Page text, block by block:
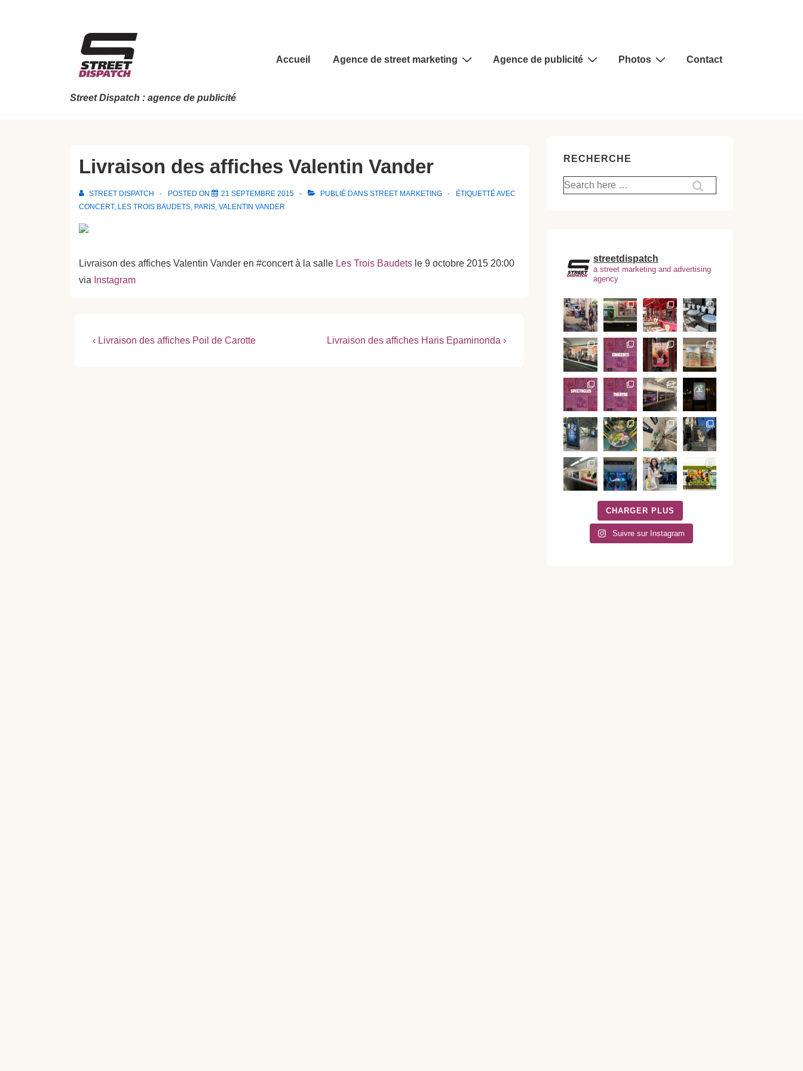
Street Dispatch : agence de publicité
Main
Accueil Agence de street marketing Agence de publicité Photos Contact
Livraison des affiches Valentin Vander
STREET DISPATCH POSTED ON 21 SEPTEMBRE 2015 PUBLIÉ DANS STREET MARKETING
ÉTIQUETTÉ AVEC
CONCERT, LES TROIS BAUDETS, PARIS, VALENTIN VANDER
Livraison des affiches Valentin Vander en #concert à la salle Les Trois Baudets le 9 octobre 2015 20:00
via Instagram
Navigation
Previous
‹ Livraison des affiches Poil de Carotte
Next
Livraison des affiches Haris Epaminonda ›
RECHERCHE
Recherche
pour:
streetdispatch
a street marketing and advertising
agency
CHARGER PLUS
Suivre sur Instagram